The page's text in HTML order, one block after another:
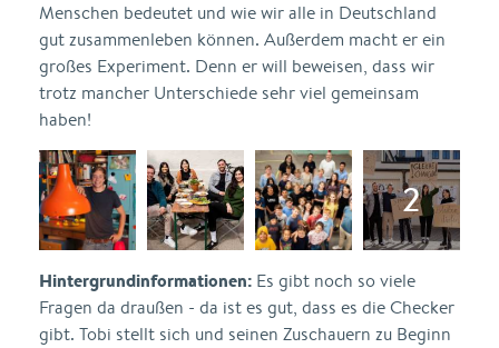
Menschen bedeutet und wie wir alle in Deutschland
gut zusammenleben können. Außerdem macht er ein
großes Experiment. Denn er will beweisen, dass wir
trotz mancher Unterschiede sehr viel gemeinsam
haben!
Hintergrundinformationen: Es gibt noch so viele
Fragen da draußen - da ist es gut, dass es die Checker
gibt. Tobi stellt sich und seinen Zuschauern zu Beginn